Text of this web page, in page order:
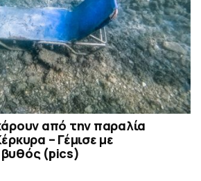
από την παραλία
– Γέμισε με
(pics)